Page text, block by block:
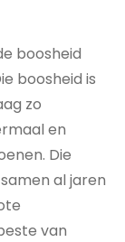
boosheid
boosheid is
zo
en
Die
al jaren
van